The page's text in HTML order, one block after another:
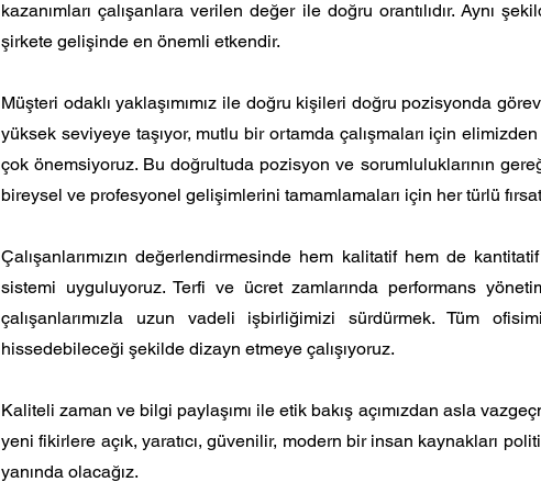
kazanımları çalışanlara verilen değer ile doğru orantılıdır. Aynı
şirkete gelişinde en önemli etkendir.
Müşteri odaklı yaklaşımımız ile doğru kişileri doğru pozisyonda
yüksek seviyeye taşıyor, mutlu bir ortamda çalışmaları için elimizden
çok önemsiyoruz. Bu doğrultuda pozisyon ve sorumluluklarının
bireysel ve profesyonel gelişimlerini tamamlamaları için her türlü
Çalışanlarımızın değerlendirmesinde hem kalitatif hem de
sistemi uyguluyoruz. Terfi ve ücret zamlarında performans
çalışanlarımızla uzun vadeli işbirliğimizi sürdürmek. Tüm
hissedebileceği şekilde dizayn etmeye çalışıyoruz.
Kaliteli zaman ve bilgi paylaşımı ile etik bakış açımızdan asla
yeni fikirlere açık, yaratıcı, güvenilir, modern bir insan kaynakları
yanında olacağız.